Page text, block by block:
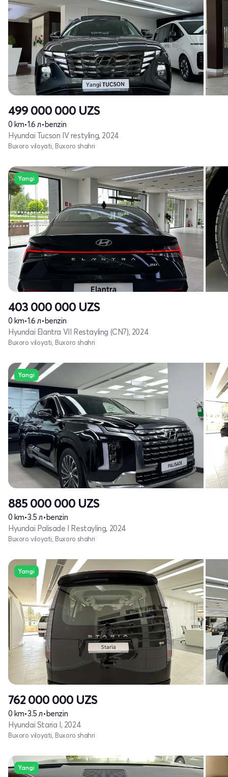
499 000 000 UZS
0 km•1.6 л•benzin
Hyundai Tucson IV restyling, 2024
Buxoro viloyati, Buxoro shahri
Yangi
403 000 000 UZS
0 km•1.6 л•benzin
Hyundai Elantra VII Restayling (CN7), 2024
Buxoro viloyati, Buxoro shahri
Yangi
885 000 000 UZS
0 km•3.5 л•benzin
Hyundai Palisade I Restayling, 2024
Buxoro viloyati, Buxoro shahri
Yangi
762 000 000 UZS
0 km•3.5 л•benzin
Hyundai Staria I, 2024
Buxoro viloyati, Buxoro shahri
Yangi